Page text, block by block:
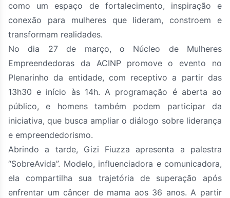
como um espaço de fortalecimento, inspiração e
conexão para mulheres que lideram, constroem e
transformam realidades.
No dia 27 de março, o Núcleo de Mulheres
Empreendedoras da ACINP promove o evento no
Plenarinho da entidade, com receptivo a partir das
13h30 e início às 14h. A programação é aberta ao
público, e homens também podem participar da
iniciativa, que busca ampliar o diálogo sobre liderança
e empreendedorismo.
Abrindo a tarde, Gizi Fiuzza apresenta a palestra
“SobreAvida”. Modelo, influenciadora e comunicadora,
ela compartilha sua trajetória de superação após
enfrentar um câncer de mama aos 36 anos. A partir